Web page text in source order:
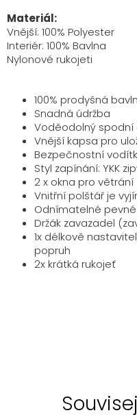
Materiál:
Vnější: 100% Polyester
Interiér: 100% Bavlna
Nylonové rukojeti
100% prodyšná
Snadná údržba
Voděodolný spodní
Vnější kapsa pro
Bezpečnostní
Styl zapínání: YKK
2 x okna pro
Vnitřní polštář je
Odnímatelné
Držák zavazadel
1x délkově
popruh
2x krátká rukojeť